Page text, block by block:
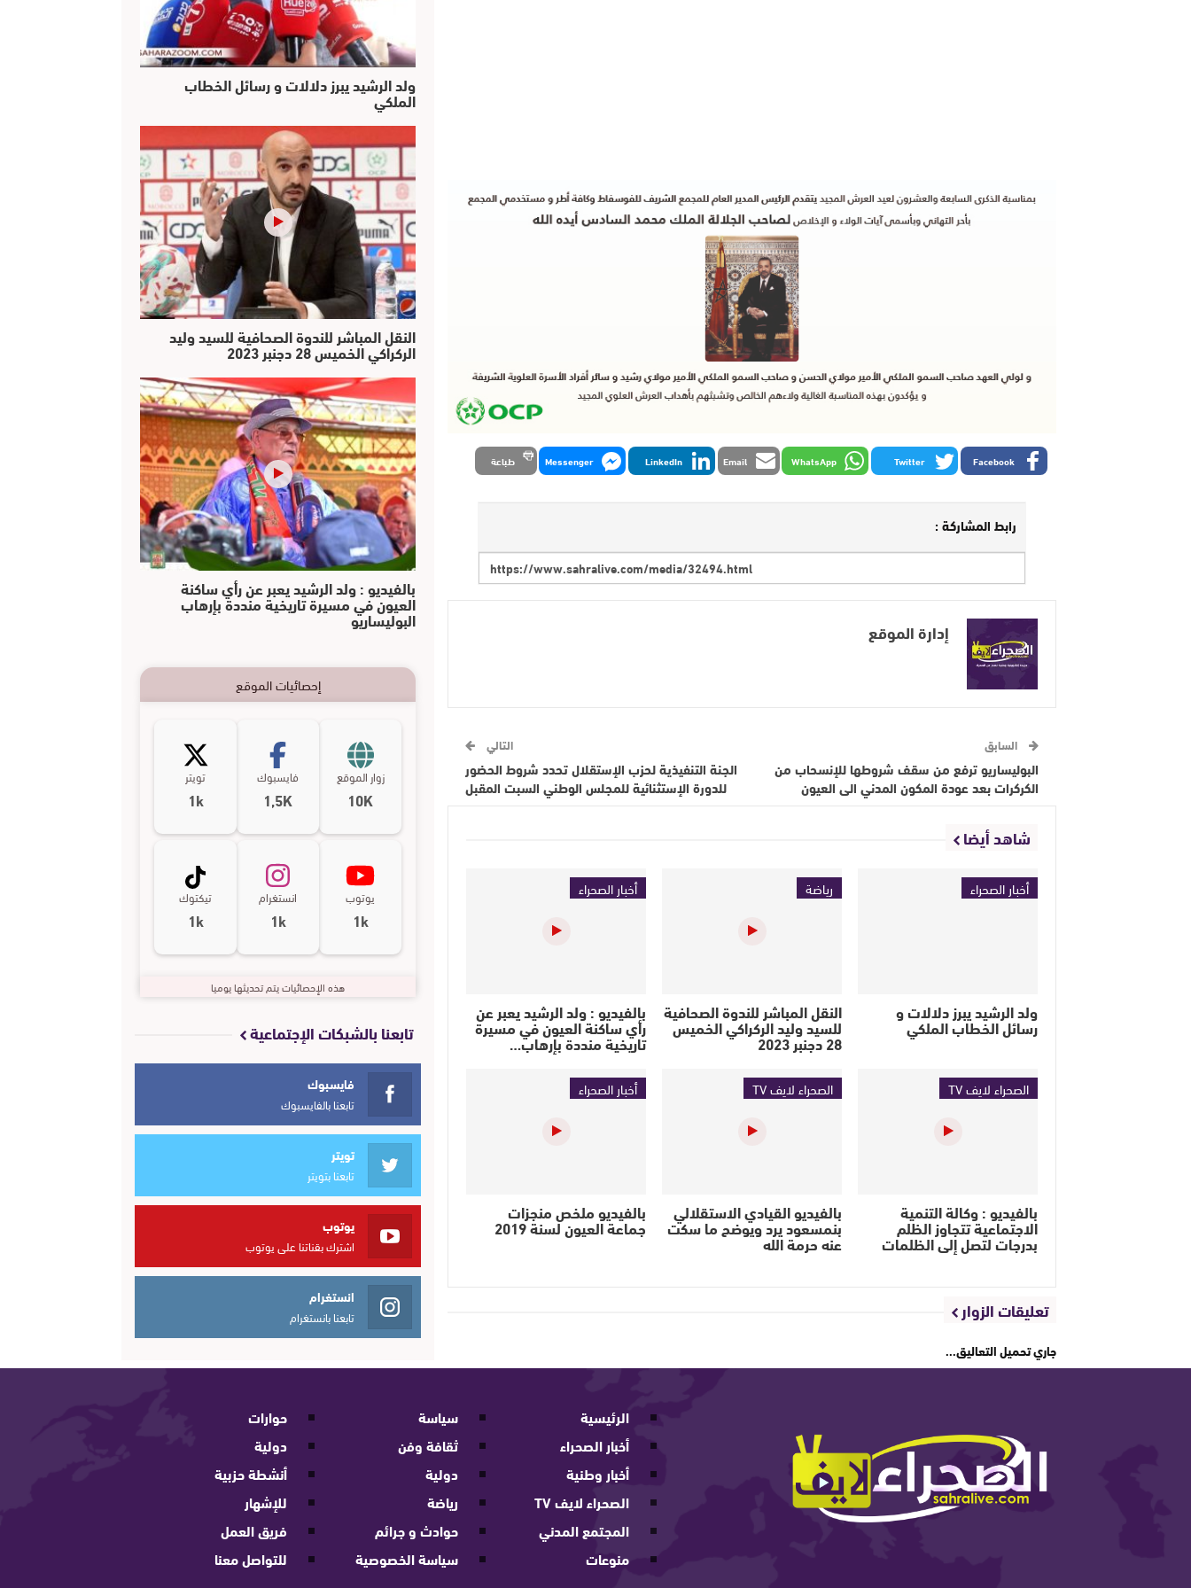
Facebook
Twitter
WhatsApp
Email
LinkedIn
Messenger طباعة
رابط المشاركة :
إدارة الموقع
السابق
البوليساريو ترفع من سقف شروطها للإنسحاب من
الكركرات بعد عودة المكون المدني الى العيون
التالي
الجنة التنفيذية لحزب الإستقلال تحدد شروط الحضور
للدورة الإستثنائية للمجلس الوطني السبت المقبل
شاهد أيضا
أخبار الصحراء
ولد الرشيد يبرز دلالات و
رسائل الخطاب الملكي
رياضة
النقل المباشر للندوة الصحافية
للسيد وليد الركراكي الخميس
28 دجنبر 2023
أخبار الصحراء
بالفيديو : ولد الرشيد يعبر عن
رأي ساكنة العيون في مسيرة
تاريخية منددة بإرهاب…
الصحراء لايف TV
بالفيديو : وكالة التنمية
الاجتماعية تتجاوز الظلم
بدرجات لتصل إلى الظلمات
الصحراء لايف TV
بالفيديو القيادي الاستقلالي
بنمسعود يرد ويوضح ما سكت
عنه حرمة الله
أخبار الصحراء
بالفيديو ملخص منجزات
جماعة العيون لسنة 2019
تعليقات الزوار
جاري تحميل التعاليق...
ولد الرشيد يبرز دلالات و رسائل الخطاب
الملكي
النقل المباشر للندوة الصحافية للسيد وليد
الركراكي الخميس 28 دجنبر 2023
بالفيديو : ولد الرشيد يعبر عن رأي ساكنة
العيون في مسيرة تاريخية منددة بإرهاب
البوليساريو
إحصائيات الموقع
زوار الموقع
10K
فايسبوك
1,5K
تويتر
1k
يوتوب
1k
انستغرام
1k
تيكتوك
1k
هذه الإحصائيات يتم تحديثها يوميا
تابعنا بالشبكات الإجتماعية
فايسبوك
تابعنا بالفايسبوك
تويتر
تابعنا بتويتر
يوتوب
اشترك بقناتنا على يوتوب
انستغرام
تابعنا بانستغرام
الرئيسية
أخبار الصحراء
أخبار وطنية
الصحراء لايف TV
المجتمع المدني
منوعات
سياسة
ثقافة وفن
دولية
رياضة
حوادث و جرائم
سياسة الخصوصية
حوارات
دولية
أنشطة حزبية
للإشهار
فريق العمل
للتواصل معنا